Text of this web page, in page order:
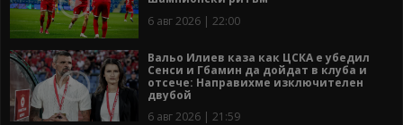
6 авг 2026 | 22:00
Вальо Илиев каза как ЦСКА е убедил
Сенси и Гбамин да дойдат в клуба и
отсече: Направихме изключителен
двубой
6 авг 2026 | 21:59